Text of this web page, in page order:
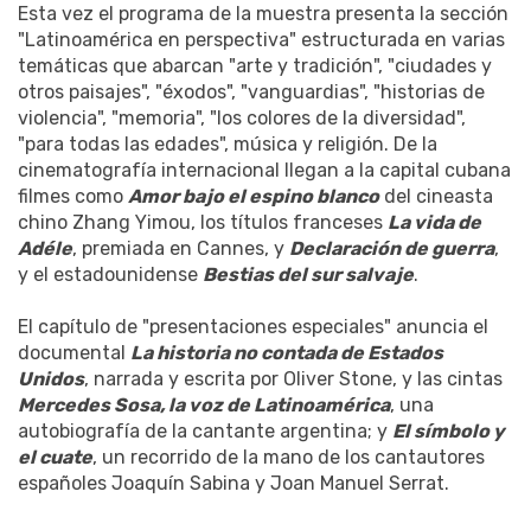
Esta vez el programa de la muestra presenta la sección
"Latinoamérica en perspectiva" estructurada en varias
temáticas que abarcan "arte y tradición", "ciudades y
otros paisajes", "éxodos", "vanguardias", "historias de
violencia", "memoria", "los colores de la diversidad",
"para todas las edades", música y religión. De la
cinematografía internacional llegan a la capital cubana
filmes como Amor bajo el espino blancodel cineasta
chino Zhang Yimou, los títulos franceses La vida de
Adéle, premiada en Cannes, y Declaración de guerra,
y el estadounidense Bestias del sur salvaje.
El capítulo de "presentaciones especiales" anuncia el
documental La historia no contada de Estados
Unidos, narrada y escrita por Oliver Stone, y las cintas
Mercedes Sosa, la voz de Latinoamérica, una
autobiografía de la cantante argentina; y El símbolo y
el cuate, un recorrido de la mano de los cantautores
españoles Joaquín Sabina y Joan Manuel Serrat.